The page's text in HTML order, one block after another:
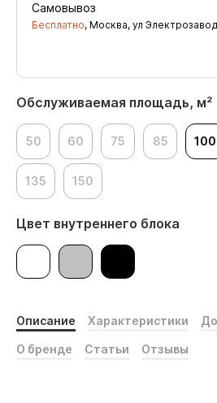
Обслуживаемая площадь, м²
50 60 75 85 100
135 150
Цвет внутреннего блока
Самовывоз
Бесплатно, Москва, ул
Описание Характеристики
О бренде Статьи Отзывы